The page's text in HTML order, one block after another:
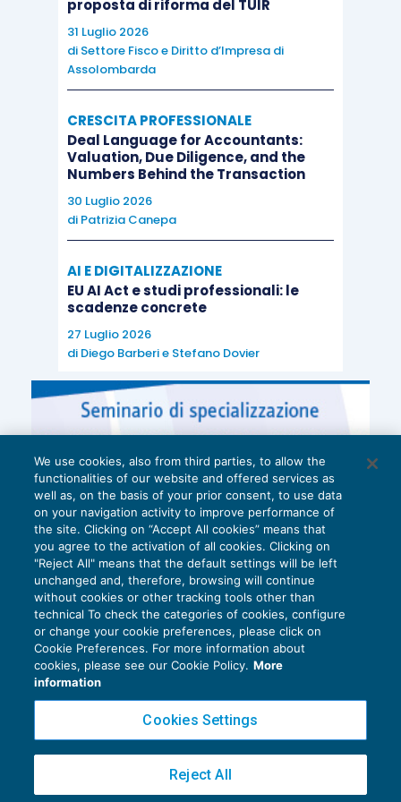
proposta di riforma del TUIR
31 Luglio 2026
di Settore Fisco e Diritto d’Impresa di
Assolombarda
CRESCITA PROFESSIONALE
Deal Language for Accountants:
Valuation, Due Diligence, and the
Numbers Behind the Transaction
30 Luglio 2026
di Patrizia Canepa
AI E DIGITALIZZAZIONE
EU AI Act e studi professionali: le
scadenze concrete
27 Luglio 2026
di Diego Barberie Stefano Dovier
Privacy Policy
Cookie Policy
Copyright 2016 ©Gruppo Euroconference S.p.A.v2.32.4
Piazza Luigi Einaudi, 10N01 - 20124 Milano - info@ecnews.it
We use cookies, also from third parties, to allow the
functionalities of our website and offered services as
well as, on the basis of your prior consent, to use data
on your navigation activity to improve performance of
the site. Clicking on “Accept All cookies” means that
you agree to the activation of all cookies. Clicking on
"Reject All" means that the default settings will be left
unchanged and, therefore, browsing will continue
without cookies or other tracking tools other than
technical To check the categories of cookies, configure
or change your cookie preferences, please click on
Cookie Preferences. For more information about
cookies, please see our Cookie Policy. More
information
Cookies Settings
Reject All